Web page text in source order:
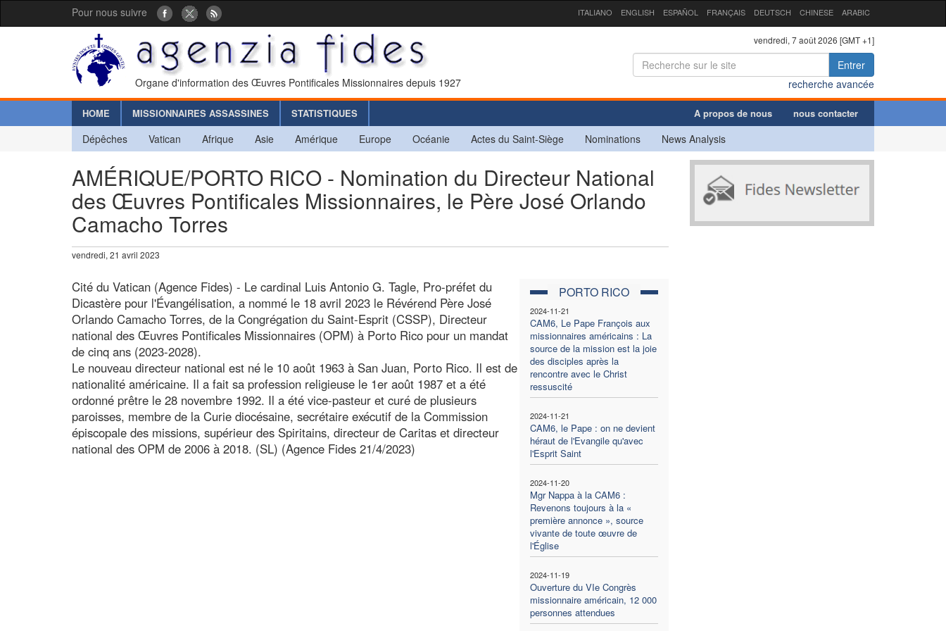
Pour nous suivre ITALIANO ENGLISH ESPAÑOL FRANÇAIS DEUTSCH CHINESE ARABIC
Organe d'information des Œuvres Pontificales Missionnaires depuis 1927
vendredi, 7 août 2026 [GMT +1]
Entrer
recherche avancée
HOME MISSIONNAIRES ASSASSINES STATISTIQUES A propos de nous nous contacter
Dépêches Vatican Afrique Asie Amérique Europe Océanie Actes du Saint-Siège Nominations News Analysis
AMÉRIQUE/PORTO RICO - Nomination du Directeur National
des Œuvres Pontificales Missionnaires, le Père José Orlando
Camacho Torres
vendredi, 21 avril 2023
PORTO RICO
2024-11-21
CAM6, Le Pape François aux
missionnaires américains : La
source de la mission est la joie
des disciples après la
rencontre avec le Christ
ressuscité
2024-11-21
CAM6, le Pape : on ne devient
héraut de l'Evangile qu'avec
l'Esprit Saint
2024-11-20
Mgr Nappa à la CAM6 :
Revenons toujours à la «
première annonce », source
vivante de toute œuvre de
l'Église
2024-11-19
Ouverture du VIe Congrès
missionnaire américain, 12 000
personnes attendues
Cité du Vatican (Agence Fides) - Le cardinal Luis Antonio G. Tagle, Pro-préfet du
Dicastère pour l'Évangélisation, a nommé le 18 avril 2023 le Révérend Père José
Orlando Camacho Torres, de la Congrégation du Saint-Esprit (CSSP), Directeur
national des Œuvres Pontificales Missionnaires (OPM) à Porto Rico pour un mandat
de cinq ans (2023-2028).
Le nouveau directeur national est né le 10 août 1963 à San Juan, Porto Rico. Il est de
nationalité américaine. Il a fait sa profession religieuse le 1er août 1987 et a été
ordonné prêtre le 28 novembre 1992. Il a été vice-pasteur et curé de plusieurs
paroisses, membre de la Curie diocésaine, secrétaire exécutif de la Commission
épiscopale des missions, supérieur des Spiritains, directeur de Caritas et directeur
national des OPM de 2006 à 2018. (SL) (Agence Fides 21/4/2023)